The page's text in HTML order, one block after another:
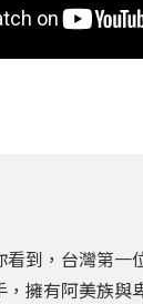
看到，台灣第一
，擁有阿美族與